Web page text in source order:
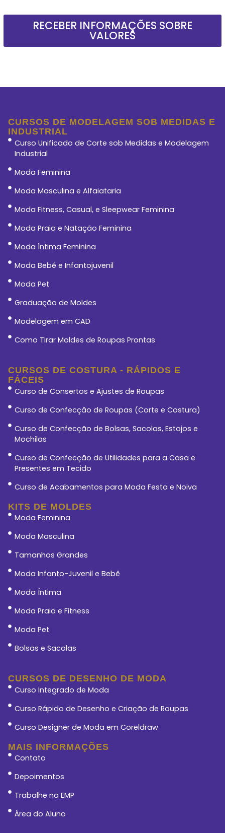
RECEBER INFORMAÇÕES SOBRE
VALORES
CURSOS DE MODELAGEM SOB MEDIDAS E
INDUSTRIAL
Curso Unificado de Corte sob Medidas e Modelagem
Industrial
Moda Feminina
Moda Masculina e Alfaiataria
Moda Fitness, Casual, e Sleepwear Feminina
Moda Praia e Natação Feminina
Moda Íntima Feminina
Moda Bebê e Infantojuvenil
Moda Pet
Graduação de Moldes
Modelagem em CAD
Como Tirar Moldes de Roupas Prontas
CURSOS DE COSTURA - RÁPIDOS E
FÁCEIS
Curso de Consertos e Ajustes de Roupas
Curso de Confecção de Roupas (Corte e Costura)
Curso de Confecção de Bolsas, Sacolas, Estojos e
Mochilas
Curso de Confecção de Utilidades para a Casa e
Presentes em Tecido
Curso de Acabamentos para Moda Festa e Noiva
KITS DE MOLDES
Moda Feminina
Moda Masculina
Tamanhos Grandes
Moda Infanto-Juvenil e Bebê
Moda Íntima
Moda Praia e Fitness
Moda Pet
Bolsas e Sacolas
CURSOS DE DESENHO DE MODA
Curso Integrado de Moda
Curso Rápido de Desenho e Criação de Roupas
Curso Designer de Moda em Coreldraw
MAIS INFORMAÇÕES
Contato
Depoimentos
Trabalhe na EMP
Área do Aluno